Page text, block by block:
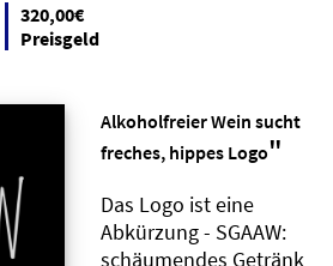
320,00€
Preisgeld
Alkoholfreier Wein sucht
freches, hippes Logo"
Das Logo ist eine
Abkürzung - SGAAW:
schäumendes Getränk